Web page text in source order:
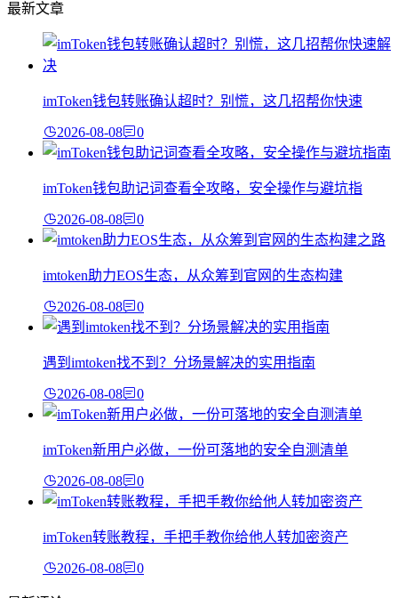
最新文章
imToken钱包转账确认超时？别慌，这几招帮你快速
2026-08-08 0
imToken钱包助记词查看全攻略，安全操作与避坑指
2026-08-08 0
imtoken助力EOS生态，从众筹到官网的生态构建
2026-08-08 0
遇到imtoken找不到？分场景解决的实用指南
2026-08-08 0
imToken新用户必做，一份可落地的安全自测清单
2026-08-08 0
imToken转账教程，手把手教你给他人转加密资产
2026-08-08 0